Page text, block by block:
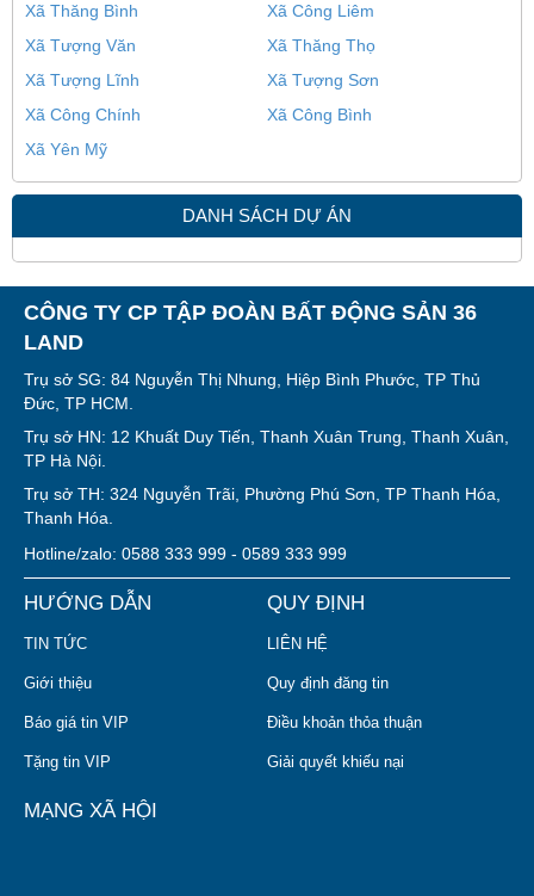
Xã Thăng Bình
Xã Công Liêm
Xã Tượng Văn
Xã Thăng Thọ
Xã Tượng Lĩnh
Xã Tượng Sơn
Xã Công Chính
Xã Công Bình
Xã Yên Mỹ
DANH SÁCH DỰ ÁN
CÔNG TY CP TẬP ĐOÀN BẤT ĐỘNG SẢN 36
LAND
Trụ sở SG: 84 Nguyễn Thị Nhung, Hiệp Bình Phước, TP Thủ
Đức, TP HCM.
Trụ sở HN: 12 Khuất Duy Tiến, Thanh Xuân Trung, Thanh Xuân,
TP Hà Nội.
Trụ sở TH: 324 Nguyễn Trãi, Phường Phú Sơn, TP Thanh Hóa,
Thanh Hóa.
Hotline/zalo: 0588 333 999 - 0589 333 999
HƯỚNG DẪN
TIN TỨC
Giới thiệu
Báo giá tin VIP
Tặng tin VIP
QUY ĐỊNH
LIÊN HỆ
Quy định đăng tin
Điều khoản thỏa thuận
Giải quyết khiếu nại
MẠNG XÃ HỘI